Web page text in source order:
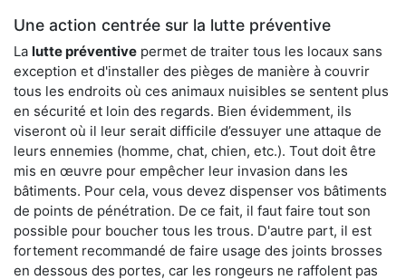
Une action centrée sur la lutte préventive
La lutte préventive permet de traiter tous les locaux sans
exception et d'installer des pièges de manière à couvrir
tous les endroits où ces animaux nuisibles se sentent plus
en sécurité et loin des regards. Bien évidemment, ils
viseront où il leur serait difficile d’essuyer une attaque de
leurs ennemies (homme, chat, chien, etc.). Tout doit être
mis en œuvre pour empêcher leur invasion dans les
bâtiments. Pour cela, vous devez dispenser vos bâtiments
de points de pénétration. De ce fait, il faut faire tout son
possible pour boucher tous les trous. D'autre part, il est
fortement recommandé de faire usage des joints brosses
en dessous des portes, car les rongeurs ne raffolent pas